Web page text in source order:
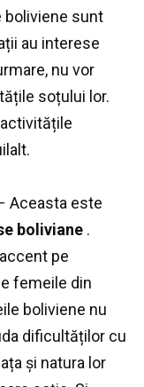
boliviene sunt
au interese
nu vor
soțului lor.
Aceasta este
boliviane .
pe
femeile din
boliviene nu
dificultăților cu
și natura lor